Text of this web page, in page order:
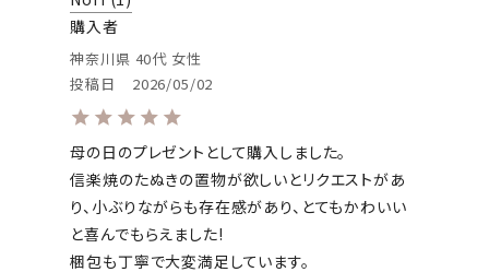
購入者
神奈川県 40代 女性
投稿日
2026/05/02
母の日のプレゼントとして購入しました。
信楽焼のたぬきの置物が欲しいとリクエストがあ
り、小ぶりながらも存在感があり、とてもかわいい
と喜んでもらえました!
梱包も丁寧で大変満足しています。